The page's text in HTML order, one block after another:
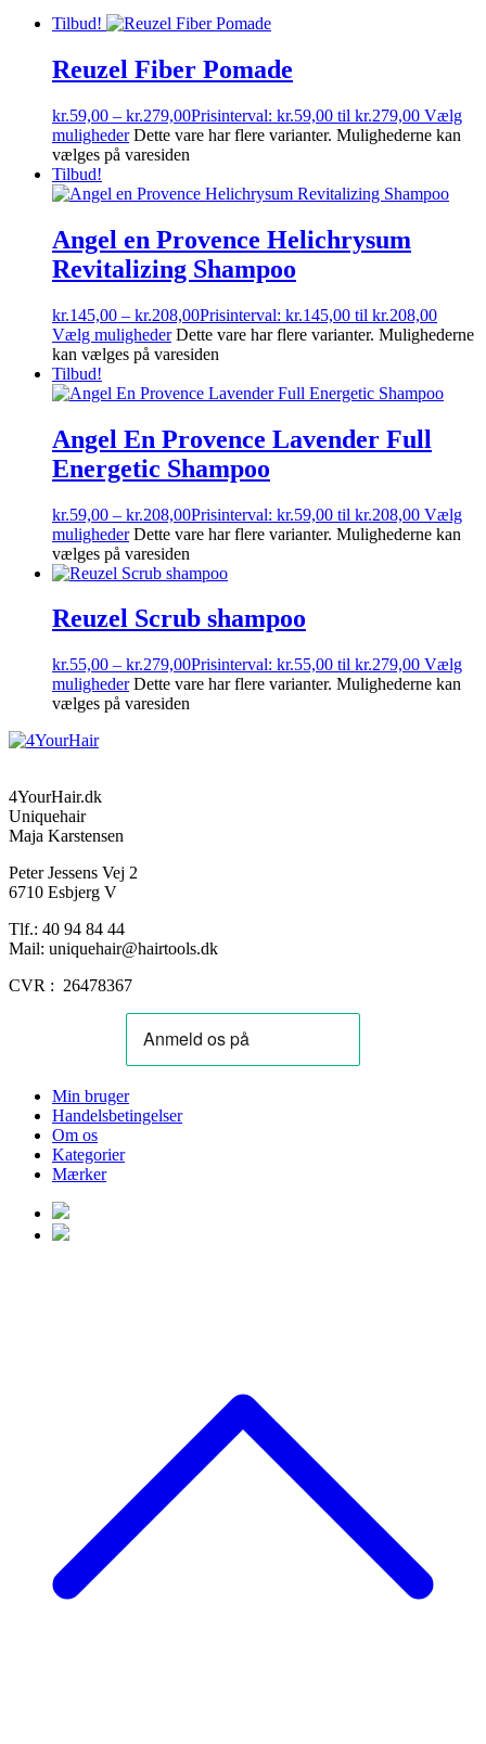
Tilbud!
Reuzel Fiber Pomade
kr.59,00 – kr.279,00Prisinterval: kr.59,00 til kr.279,00 Vælg
muligheder Dette vare har flere varianter. Mulighederne kan
vælges på varesiden
Tilbud!
Angel en Provence Helichrysum
Revitalizing Shampoo
kr.145,00 – kr.208,00Prisinterval: kr.145,00 til kr.208,00
Vælg muligheder Dette vare har flere varianter. Mulighederne
kan vælges på varesiden
Tilbud!
Angel En Provence Lavender Full
Energetic Shampoo
kr.59,00 – kr.208,00Prisinterval: kr.59,00 til kr.208,00 Vælg
muligheder Dette vare har flere varianter. Mulighederne kan
vælges på varesiden
Reuzel Scrub shampoo
kr.55,00 – kr.279,00Prisinterval: kr.55,00 til kr.279,00 Vælg
muligheder Dette vare har flere varianter. Mulighederne kan
vælges på varesiden
4YourHair.dk
Uniquehair
Maja Karstensen
Peter Jessens Vej 2
6710 Esbjerg V
Tlf.: 40 94 84 44
Mail: uniquehair@hairtools.dk
CVR : 26478367
Min bruger
Handelsbetingelser
Om os
Kategorier
Mærker